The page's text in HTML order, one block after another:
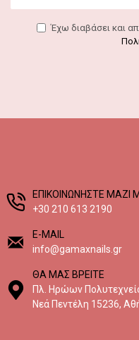
Έχω διαβάσει και
EΠΙΚΟΙΝΩΝΗΣΤΕ ΜΑΖΙ
+30 210 613 2190
E-MAIL
info@gamaxnails.gr
ΘΑ ΜΑΣ ΒΡΕΙΤΕ
Πλ. Ηρώων
Νεά Πεντέλη 15236,